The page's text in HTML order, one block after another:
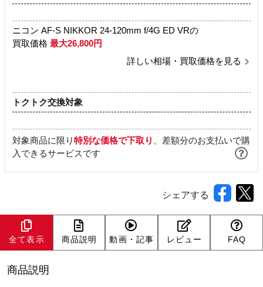
ニコン AF-S NIKKOR 24-120mm f/4G ED VRの
買取価格 最大26,800円
詳しい相場・買取価格を見る
トクトク交換対象
対象商品に限り特別な価格で下取り 、差額分のお支払いで購
入できるサービスです
シェアする
全て表示 商品説明 動画・記事 レビュー FAQ
商品説明